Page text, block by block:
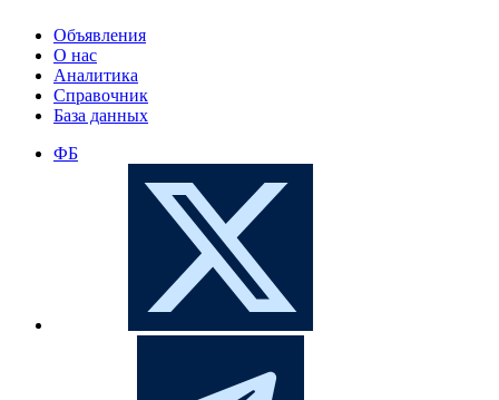
Объявления
О нас
Аналитика
Справочник
База данных
ФБ